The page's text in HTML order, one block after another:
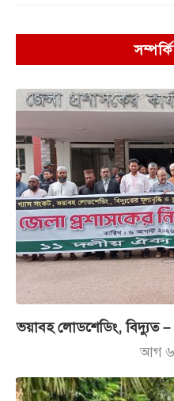
ভয়াবহ লোডশেডিং, বিদ্যুত –
আগ